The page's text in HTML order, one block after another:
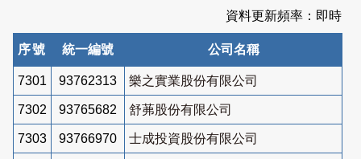
資料更新頻率：即時
序號 統一編號 公司名稱
7301 93762313 樂之實業股份有限公司
7302 93765682 舒茀股份有限公司
7303 93766970 士成投資股份有限公司